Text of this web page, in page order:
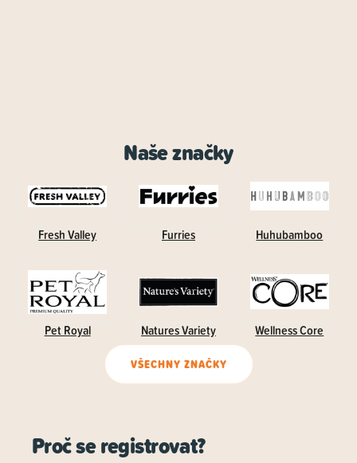
Naše značky
Fresh Valley Furries Huhubamboo
Pet Royal Natures Variety Wellness Core
VŠECHNY ZNAČKY
Proč se registrovat?